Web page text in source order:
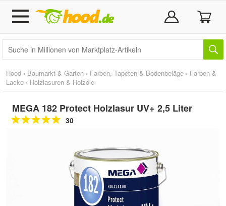
Hood › Baumarkt & Garten › Farben, Tapeten & Bodenbeläge › Farben &
Lacke › Holzlasuren & Holzöle
MEGA 182 Protect Holzlasur UV+ 2,5 Liter
30